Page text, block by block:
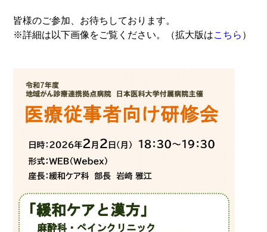
皆様のご参加、お待ちしております。
※詳細は以下画像をご覧ください。（拡大版はこちら ）